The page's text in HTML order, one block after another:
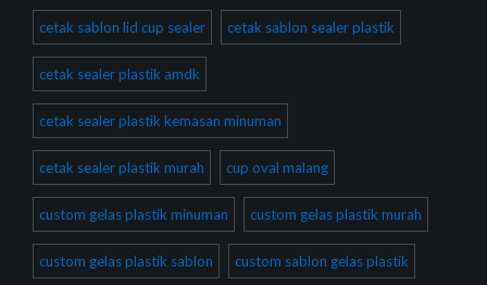
cetak sablon lid cup sealer cetak sablon sealer plastik
cetak sealer plastik amdk
cetak sealer plastik kemasan minuman
cetak sealer plastik murah cup oval malang
custom gelas plastik minuman custom gelas plastik murah
custom gelas plastik sablon custom sablon gelas plastik